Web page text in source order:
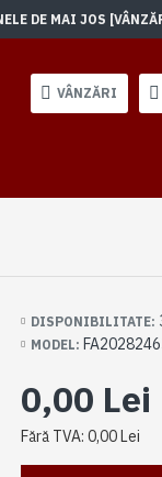
DE MAI JOS
VÂNZĂRI
DISPONIBILITATE:
MODEL:
0,00 Lei
Fără TVA: 0,00 Lei